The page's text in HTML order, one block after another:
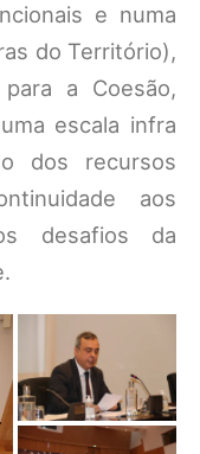
e numa
do Território),
a Coesão,
escala infra
dos recursos
aos
desafios da